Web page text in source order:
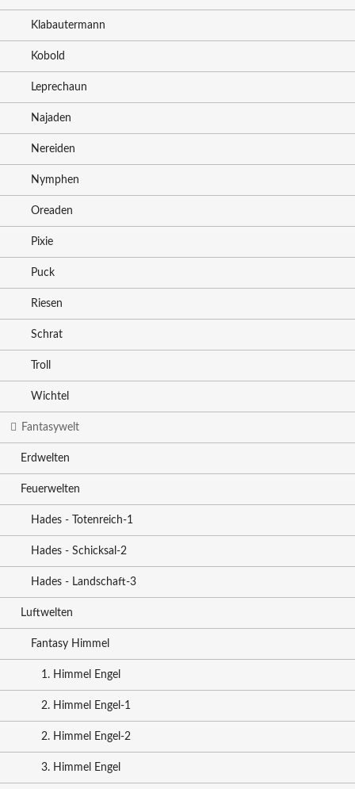
Klabautermann
Kobold
Leprechaun
Najaden
Nereiden
Nymphen
Oreaden
Pixie
Puck
Riesen
Schrat
Troll
Wichtel
Fantasywelt
Erdwelten
Feuerwelten
Hades - Totenreich-1
Hades - Schicksal-2
Hades - Landschaft-3
Luftwelten
Fantasy Himmel
1. Himmel Engel
2. Himmel Engel-1
2. Himmel Engel-2
3. Himmel Engel